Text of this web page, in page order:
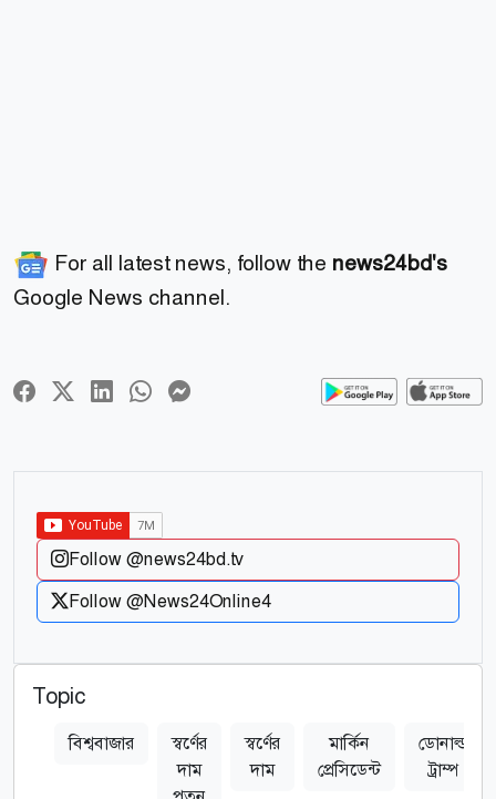
For all latest news, follow the news24bd's
Google News channel.
Follow @news24bd.tv
Follow @News24Online4
Topic
বিশ্ববাজার
স্বর্ণের
দাম
স্বর্ণের
দাম
মার্কিন
প্রেসিডেন্ট
ডোনাল্ড
ট্রাম্প